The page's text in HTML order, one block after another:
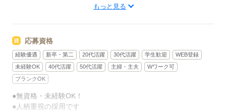
経験や資格がまったくいらない
“サポート”的なお仕事が増えてるんです。
たとえば、未経験・無資格の
新人さんにお任せするのは
の補充・運搬 など
もっと見る
応募資格
経験優遇 新卒・第二 20代活躍 30代活躍 学生歓迎
WEB登録
未経験OK
40代活躍 50代活躍 主婦・主夫
Wワーク可
ブランクOK
●無資格・未経験OK！
●人柄重視の採用です